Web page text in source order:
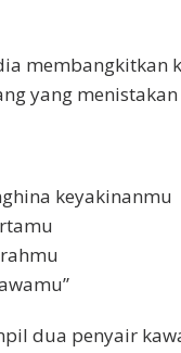
membangkitkan
yang
keyakinanmu
dua penyair